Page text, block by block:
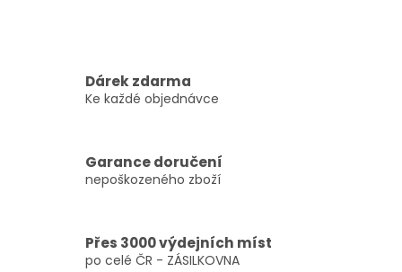
Dárek zdarma
Ke každé objednávce
Garance doručení
nepoškozeného zboží
Přes 3000 výdejních míst
po celé ČR - ZÁSILKOVNA